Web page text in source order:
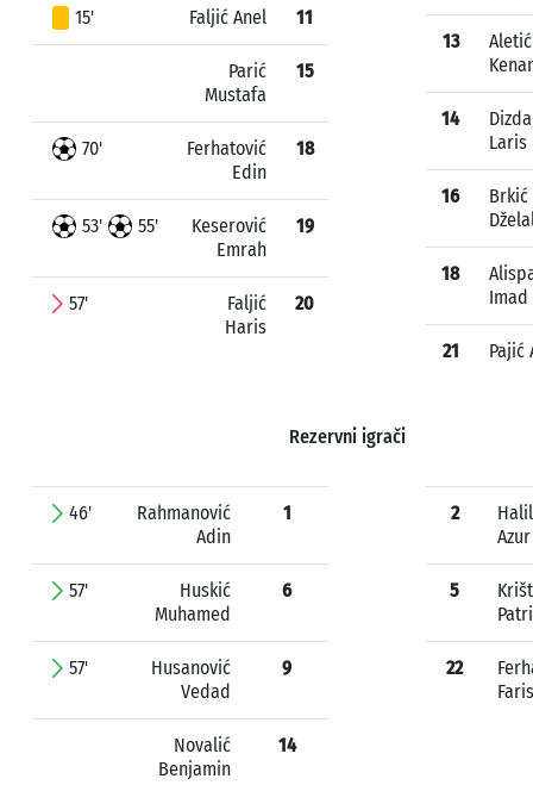
15' Faljić Anel 11
Parić
Mustafa
15
70'
Ferhatović
Edin
18
53' 55'
Keserović
Emrah
19
57'
Faljić
Haris
20
13
Aletić
14
Laris
16
Brkić
18
Imad
21 Pajić
Rezervni igrači
46'
Rahmanović
Adin
1
57'
Huskić
Muhamed
6
57'
Husanović
Vedad
9
Novalić
Benjamin
14
2
Azur
5
22
Faris